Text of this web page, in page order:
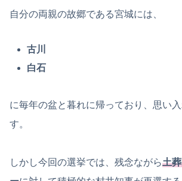
自分の両親の故郷である宮城には、
古川
白石
に毎年の盆と暮れに帰っており、思い
す。
しかし今回の選挙では、残念ながら土